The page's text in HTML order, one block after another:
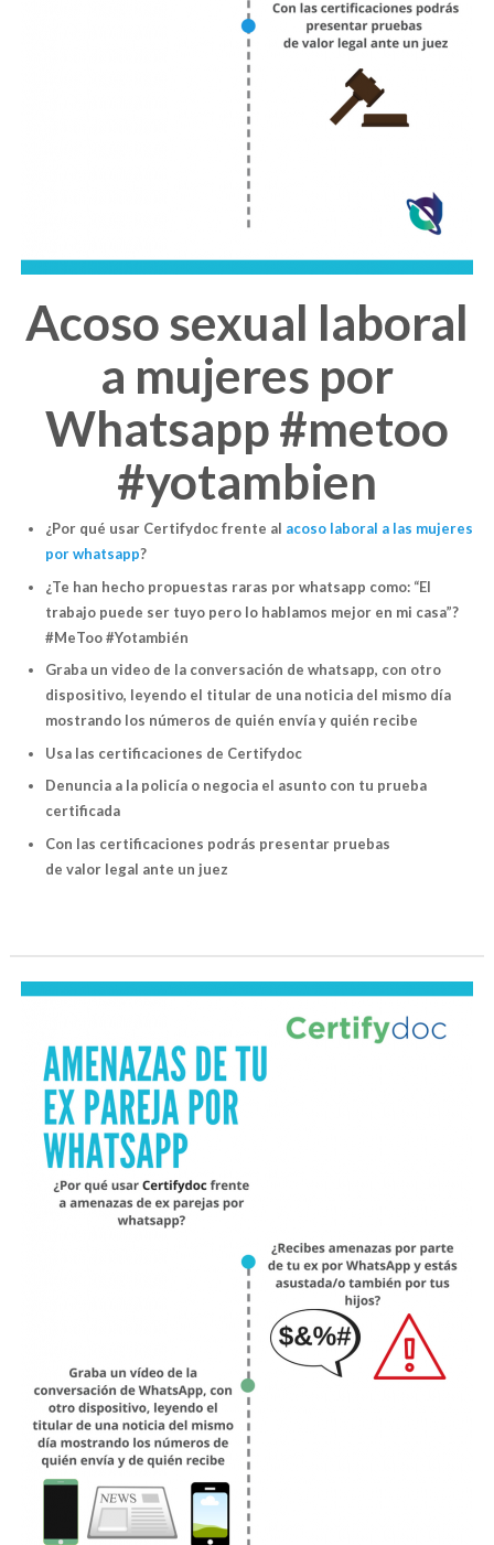
Acoso sexual laboral
a mujeres por
Whatsapp #metoo
#yotambien
¿Por qué usar Certifydoc frente al acoso laboral a las mujeres
por whatsapp?
¿Te han hecho propuestas raras por whatsapp como: “El
trabajo puede ser tuyo pero lo hablamos mejor en mi casa”?
#MeToo #Yotambién
Graba un video de la conversación de whatsapp, con otro
dispositivo, leyendo el titular de una noticia del mismo día
mostrando los números de quién envía y quién recibe
Usa las certificaciones de Certifydoc
Denuncia a la policía o negocia el asunto con tu prueba
certificada
Con las certificaciones podrás presentar pruebas
de valor legal ante un juez